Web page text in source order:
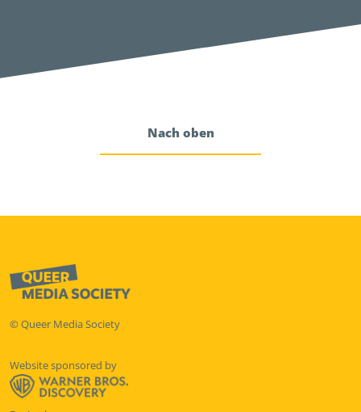
Nach oben
© Queer Media Society
Website sponsored by